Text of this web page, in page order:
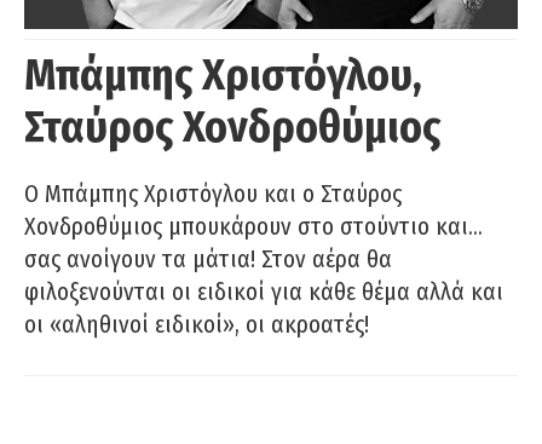
Μπάμπης Χριστόγλου,
Σταύρος Χονδροθύμιος
O Μπάμπης Χριστόγλου και ο Σταύρος
Χονδροθύμιος μπουκάρουν στο στούντιο και…
σας ανοίγουν τα μάτια! Στον αέρα θα
φιλοξενούνται οι ειδικοί για κάθε θέμα αλλά και
οι «αληθινοί ειδικοί», οι ακροατές!